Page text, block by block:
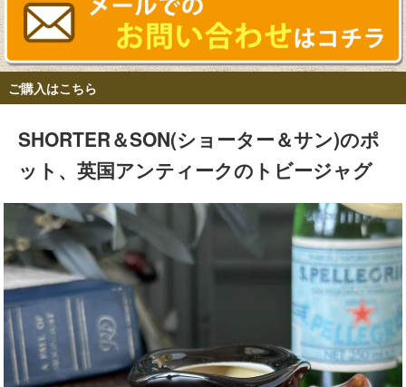
ご購入はこちら
SHORTER＆SON(ショーター＆サン)のポ
ット、英国アンティークのトビージャグ